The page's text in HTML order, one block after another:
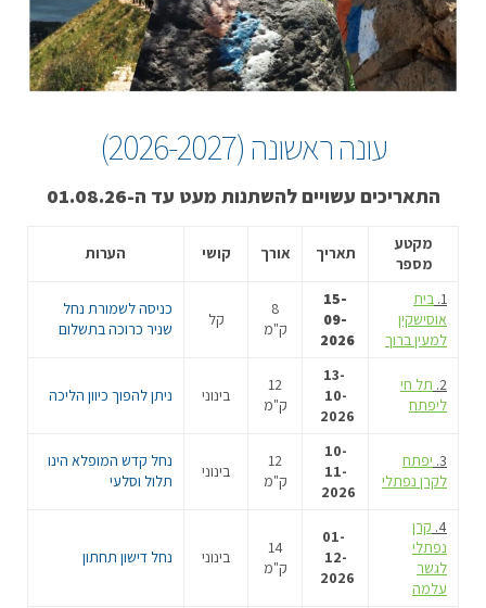
עונה ראשונה (2026-2027)
התאריכים עשויים להשתנות מעט עד ה-01.08.26
מקטע
מספר
תאריך אורך קושי הערות
1. בית
אוסישקין
למעין ברוך
15-
09-
2026
8
ק"מ
קל
כניסה לשמורת נחל
שניר כרוכה בתשלום
2. תל חי
ליפתח
13-
10-
2026
12
ק"מ
בינוני ניתן להפוך כיוון הליכה
3. יפתח
לקרן נפתלי
10-
11-
2026
12
ק"מ
בינוני
נחל קדש המופלא הינו
תלול וסלעי
4. קרן
נפתלי
לגשר
עלמה
01-
12-
2026
14
ק"מ
בינוני נחל דישון תחתון